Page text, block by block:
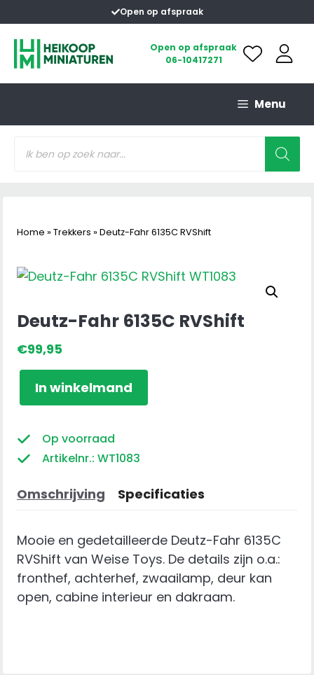
naar
inhoud
Open op afspraak
Open op afspraak
06-10417271
Menu
zoeken
Home » Trekkers » Deutz-Fahr 6135C RVShift
Deutz-Fahr 6135C RVShift
€99,95
Fahr
RVShift
aantal
In winkelmand
Op voorraad
Artikelnr.: WT1083
Omschrijving Specificaties
Mooie en gedetailleerde Deutz-Fahr 6135C
RVShift van Weise Toys. De details zijn o.a.:
fronthef, achterhef, zwaailamp, deur kan
open, cabine interieur en dakraam.